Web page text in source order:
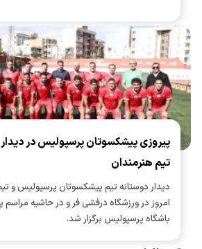
پیروزی پیشکسوتان پرسپولیس در
تیم هنرمندان
دیدار دوستانه تیم پیشکسوتان پرسپولیس و
امروز در ورزشگاه درفشی فر و در حاشیه
باشگاه پرسپولیس برگزار شد.